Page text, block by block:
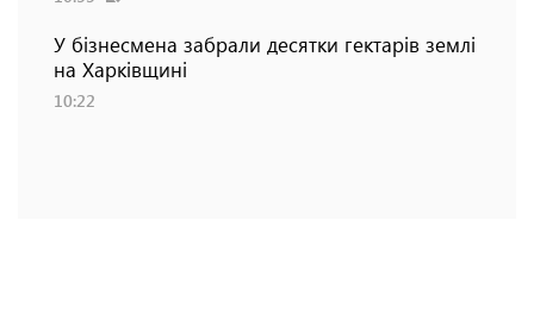
У бізнесмена забрали десятки гектарів землі
на Харківщині
10:22